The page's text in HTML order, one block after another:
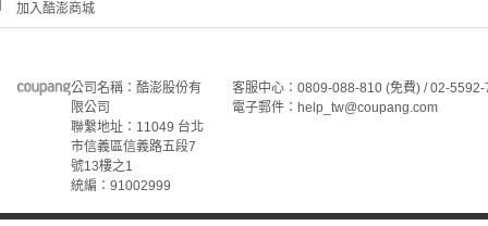
加入酷澎商城
公司名稱：酷澎股份有
限公司
聯繫地址：11049 台北
市信義區信義路五段7
號13樓之1
統編：91002999
客服中心：0809-088-810 (免費) / 02-
電子郵件：help_tw@coupang.com